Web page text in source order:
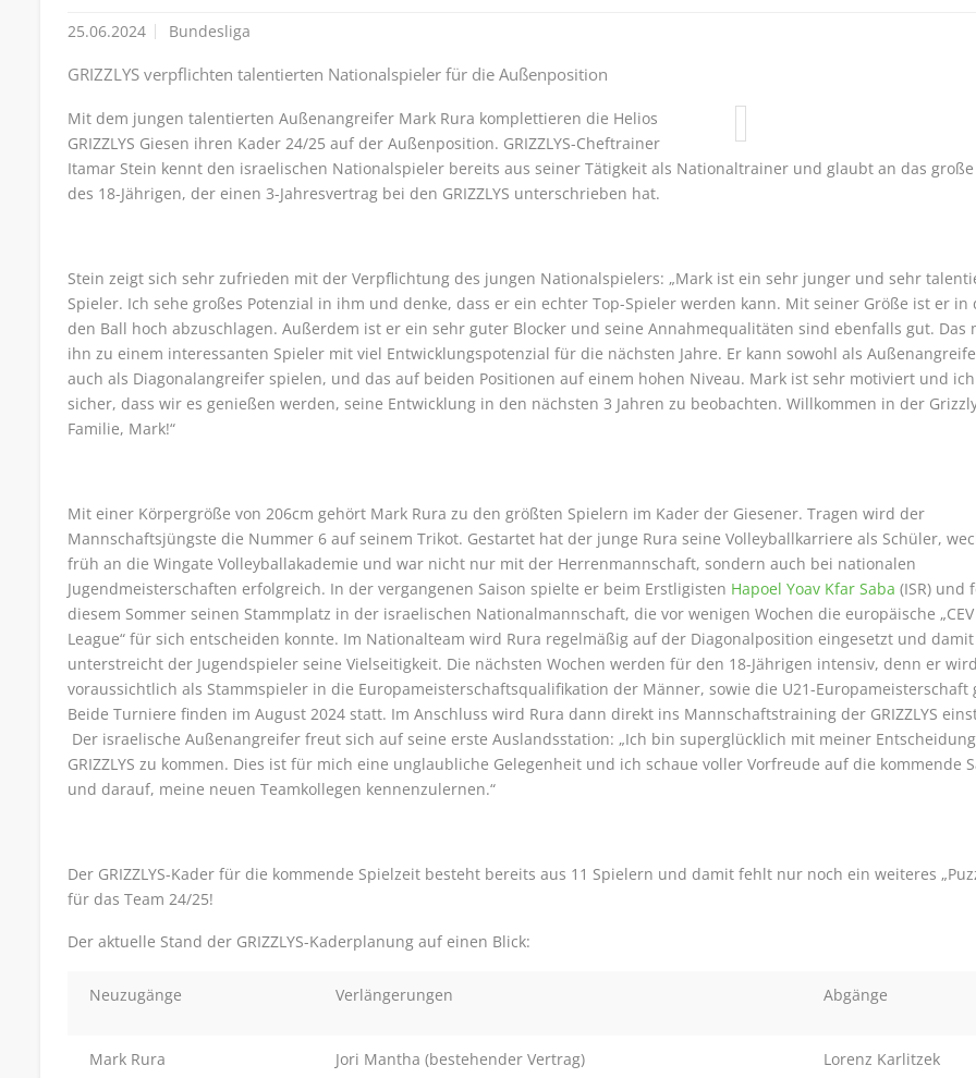
25.06.2024 Bundesliga
GRIZZLYS verpflichten talentierten Nationalspieler für die Außenposition
Mit dem jungen talentierten Außenangreifer Mark Rura komplettieren die Helios
GRIZZLYS Giesen ihren Kader 24/25 auf der Außenposition. GRIZZLYS-Cheftrainer
Itamar Stein kennt den israelischen Nationalspieler bereits aus seiner Tätigkeit als Nationaltrainer und glaubt an das
des 18-Jährigen, der einen 3-Jahresvertrag bei den GRIZZLYS unterschrieben hat.
Stein zeigt sich sehr zufrieden mit der Verpflichtung des jungen Nationalspielers: „Mark ist ein sehr junger und sehr
Spieler. Ich sehe großes Potenzial in ihm und denke, dass er ein echter Top-Spieler werden kann. Mit seiner Größe ist er in
den Ball hoch abzuschlagen. Außerdem ist er ein sehr guter Blocker und seine Annahmequalitäten sind ebenfalls gut. Das
ihn zu einem interessanten Spieler mit viel Entwicklungspotenzial für die nächsten Jahre. Er kann sowohl als
auch als Diagonalangreifer spielen, und das auf beiden Positionen auf einem hohen Niveau. Mark ist sehr motiviert und
sicher, dass wir es genießen werden, seine Entwicklung in den nächsten 3 Jahren zu beobachten. Willkommen in der
Familie, Mark!“
Mit einer Körpergröße von 206cm gehört Mark Rura zu den größten Spielern im Kader der Giesener. Tragen wird der
Mannschaftsjüngste die Nummer 6 auf seinem Trikot. Gestartet hat der junge Rura seine Volleyballkarriere als Schüler,
früh an die Wingate Volleyballakademie und war nicht nur mit der Herrenmannschaft, sondern auch bei nationalen
Jugendmeisterschaften erfolgreich. In der vergangenen Saison spielte er beim Erstligisten Hapoel Yoav Kfar Saba (ISR) und
diesem Sommer seinen Stammplatz in der israelischen Nationalmannschaft, die vor wenigen Wochen die europäische
League“ für sich entscheiden konnte. Im Nationalteam wird Rura regelmäßig auf der Diagonalposition eingesetzt und damit
unterstreicht der Jugendspieler seine Vielseitigkeit. Die nächsten Wochen werden für den 18-Jährigen intensiv, denn er wird
voraussichtlich als Stammspieler in die Europameisterschaftsqualifikation der Männer, sowie die U21-Europameisterschaft
Beide Turniere finden im August 2024 statt. Im Anschluss wird Rura dann direkt ins Mannschaftstraining der GRIZZLYS
Der israelische Außenangreifer freut sich auf seine erste Auslandsstation: „Ich bin superglücklich mit meiner
GRIZZLYS zu kommen. Dies ist für mich eine unglaubliche Gelegenheit und ich schaue voller Vorfreude auf die kommende
und darauf, meine neuen Teamkollegen kennenzulernen.“
Der GRIZZLYS-Kader für die kommende Spielzeit besteht bereits aus 11 Spielern und damit fehlt nur noch ein weiteres
für das Team 24/25!
Der aktuelle Stand der GRIZZLYS-Kaderplanung auf einen Blick:
Neuzugänge Verlängerungen Abgänge
Mark Rura Jori Mantha (bestehender Vertrag) Lorenz Karlitzek